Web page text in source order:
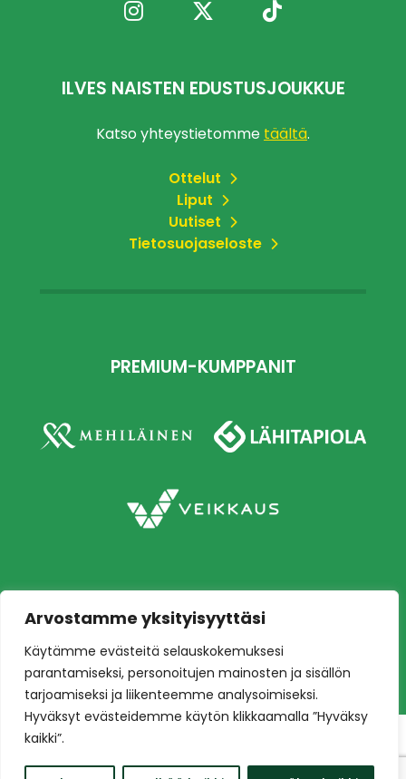
Arvostamme yksityisyyttäsi
Käytämme evästeitä selauskokemuksesi
parantamiseksi, personoitujen mainosten ja sisällön
tarjoamiseksi ja liikenteemme analysoimiseksi.
Hyväksyt evästeidemme käytön klikkaamalla ”Hyväksy
kaikki”.
ILVES NAISTEN EDUSTUSJOUKKUE
Katso yhteystietomme täältä.
Ottelut
Liput
Uutiset
Tietosuojaseloste
PREMIUM-KUMPPANIT
edustusjoukkue
Toteutus:Mainostoimisto Värikäs